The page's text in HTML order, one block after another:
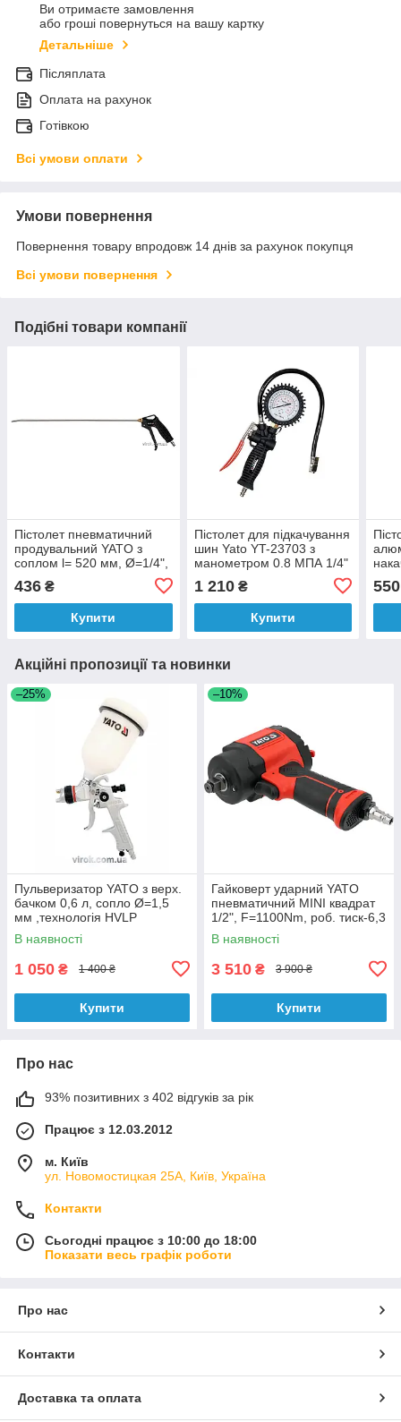
Ви отримаєте замовлення
або гроші повернуться на вашу картку
Детальніше
Післяплата
Оплата на рахунок
Готівкою
Всі умови оплати
Умови повернення
Повернення товару впродовж 14 днів за рахунок покупця
Всі умови повернення
Подібні товари компанії
Пістолет пневматичний
продувальний YATO з
соплом l= 520 мм, Ø=1/4",
[30/60/540]
436 ₴
Купити
Пістолет для підкачування
шин Yato YT-23703 з
манометром 0.8 МПА 1/4"
1 210₴
Купити
0.6
550
Акційні пропозиції та новинки
–25%
Пульверизатор YATO з верх.
бачком 0,6 л, сопло Ø=1,5
мм ,технологія HVLP
В наявності
1 050 ₴ 1 400 ₴
Купити
–10%
Гайковерт ударний YATO
пневматичний MINI квадрат
1/2", F=1100Nm, роб. тиск-6,3
Bar при 142л/хв [10]
В наявності
3 510 ₴ 3 900 ₴
Купити
Про нас
93% позитивних з 402 відгуків за рік
Працює з 12.03.2012
м. Київ
ул. Новомостицкая 25А, Київ, Україна
Контакти
Сьогодні працює з 10:00 до 18:00
Показати весь графік роботи
Про нас
Контакти
Доставка та оплата